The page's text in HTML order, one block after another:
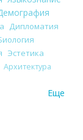
Дипломатия
Эстетика
Архитектура
Еще